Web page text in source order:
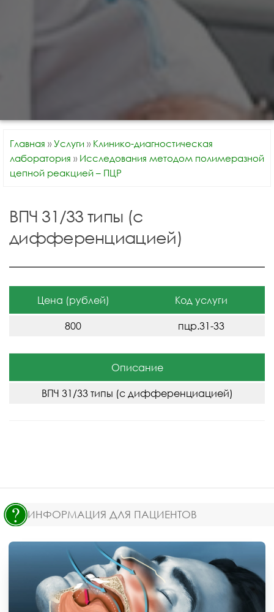
Главная » Услуги » Клинико-диагностическая
лаборатория » Исследования методом полимеразной
цепной реакцией – ПЦР
ВПЧ 31/33 типы (с
дифференциацией)
Цена (рублей) Код услуги
800 пцр.31-33
Описание
ВПЧ 31/33 типы (с дифференциацией)
ИНФОРМАЦИЯ ДЛЯ ПАЦИЕНТОВ